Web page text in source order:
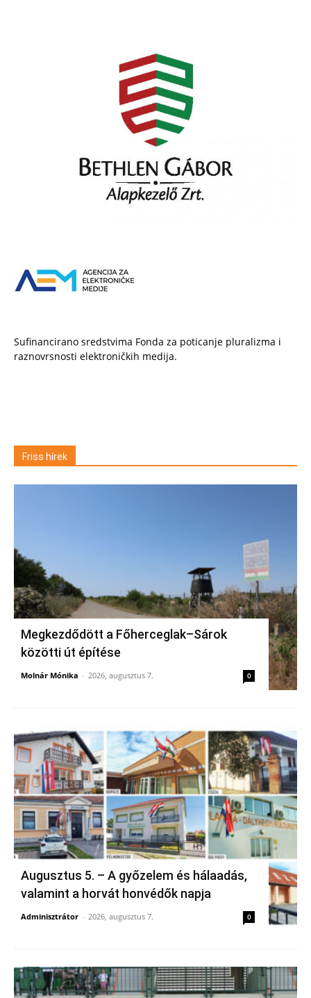
Sufinancirano sredstvima Fonda za poticanje pluralizma i
raznovrsnosti elektroničkih medija.
Friss hírek
Megkezdődött a Főherceglak–Sárok
közötti út építése
Molnár Mónika - 2026, augusztus 7. 0
Augusztus 5. – A győzelem és hálaadás,
valamint a horvát honvédők napja
Adminisztrátor - 2026, augusztus 7. 0